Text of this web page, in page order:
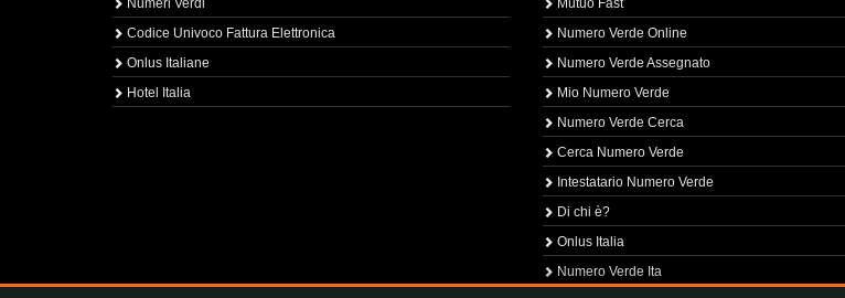
Numeri Verdi
Codice Univoco Fattura Elettronica
Onlus Italiane
Hotel Italia
Mutuo Fast
Numero Verde Online
Numero Verde Assegnato
Mio Numero Verde
Numero Verde Cerca
Cerca Numero Verde
Intestatario Numero Verde
Di chi è?
Onlus Italia
Numero Verde Ita